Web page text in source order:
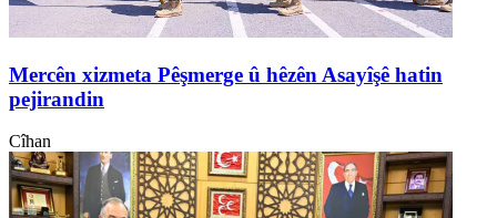
Mercên xizmeta Pêşmerge û hêzên Asayîşê hatin
pejirandin
Cîhan